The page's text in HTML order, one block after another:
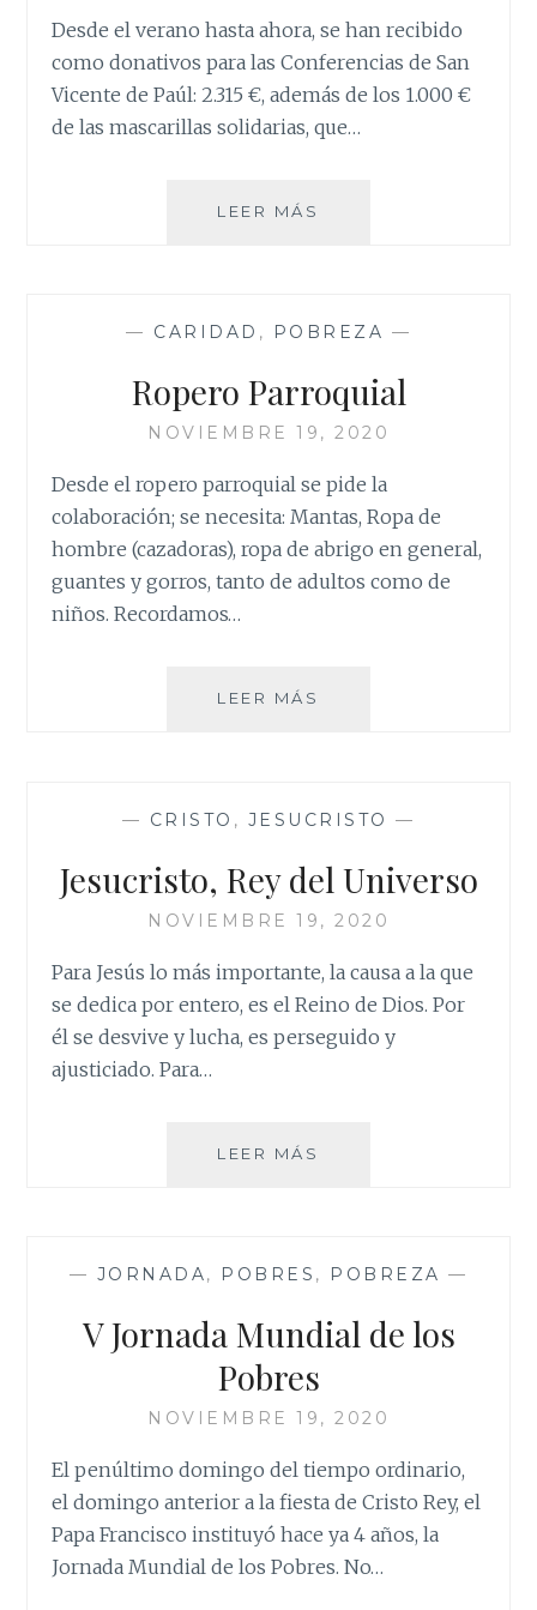
Desde el verano hasta ahora, se han recibido
como donativos para las Conferencias de San
Vicente de Paúl: 2.315 €, además de los 1.000 €
de las mascarillas solidarias, que…
LEER MÁS
PAÚL
— CARIDAD , POBREZA —
Ropero Parroquial
NOVIEMBRE 19, 2020
Desde el ropero parroquial se pide la
colaboración; se necesita: Mantas, Ropa de
hombre (cazadoras), ropa de abrigo en general,
guantes y gorros, tanto de adultos como de
niños. Recordamos…
LEER MÁS
— CRISTO , JESUCRISTO —
Jesucristo, Rey del Universo
NOVIEMBRE 19, 2020
Para Jesús lo más importante, la causa a la que
se dedica por entero, es el Reino de Dios. Por
él se desvive y lucha, es perseguido y
ajusticiado. Para…
LEER MÁS
— JORNADA, POBRES , POBREZA —
V Jornada Mundial de los
Pobres
NOVIEMBRE 19, 2020
El penúltimo domingo del tiempo ordinario,
el domingo anterior a la fiesta de Cristo Rey, el
Papa Francisco instituyó hace ya 4 años, la
Jornada Mundial de los Pobres. No…